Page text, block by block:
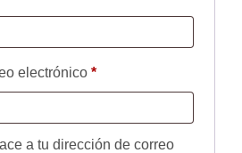
electrónico *Obligatorio
a tu dirección de correo